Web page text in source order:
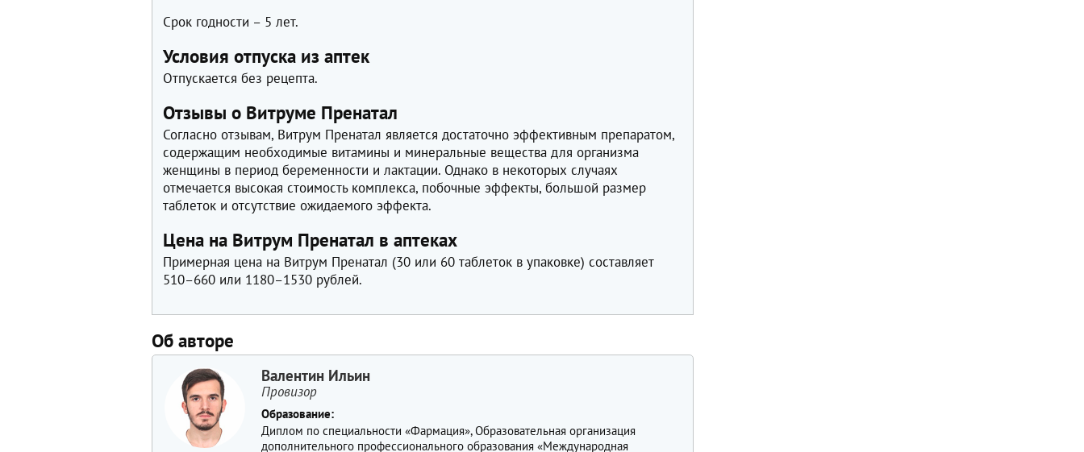
Срок годности – 5 лет.
Условия отпуска из аптек
Отпускается без рецепта.
Отзывы о Витруме Пренатал
Согласно отзывам, Витрум Пренатал является достаточно эффективным препаратом,
содержащим необходимые витамины и минеральные вещества для организма
женщины в период беременности и лактации. Однако в некоторых случаях
отмечается высокая стоимость комплекса, побочные эффекты, большой размер
таблеток и отсутствие ожидаемого эффекта.
Цена на Витрум Пренатал в аптеках
Примерная цена на Витрум Пренатал (30 или 60 таблеток в упаковке) составляет
510–660 или 1180–1530 рублей.
Об авторе
Валентин Ильин
Провизор
Образование:
Диплом по специальности «Фармация», Образовательная организация
дополнительного профессионального образования «Международная